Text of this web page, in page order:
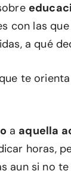
con las
a qué
te
a aquella
horas,
aun si no